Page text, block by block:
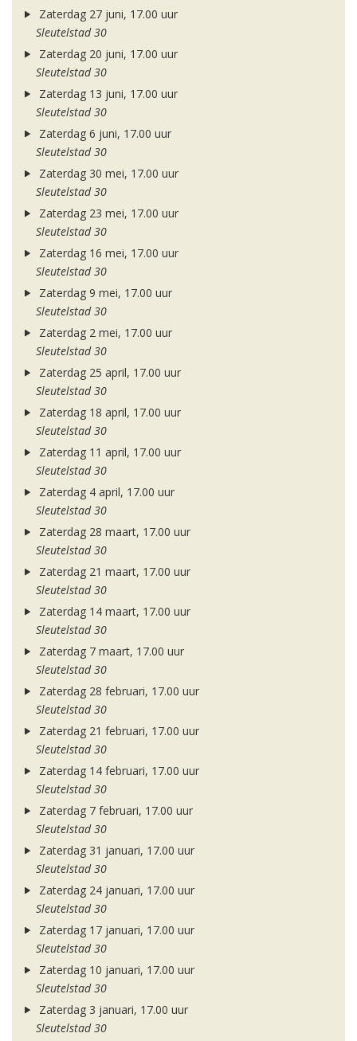
Zaterdag 27 juni, 17.00 uur
Sleutelstad 30
Zaterdag 20 juni, 17.00 uur
Sleutelstad 30
Zaterdag 13 juni, 17.00 uur
Sleutelstad 30
Zaterdag 6 juni, 17.00 uur
Sleutelstad 30
Zaterdag 30 mei, 17.00 uur
Sleutelstad 30
Zaterdag 23 mei, 17.00 uur
Sleutelstad 30
Zaterdag 16 mei, 17.00 uur
Sleutelstad 30
Zaterdag 9 mei, 17.00 uur
Sleutelstad 30
Zaterdag 2 mei, 17.00 uur
Sleutelstad 30
Zaterdag 25 april, 17.00 uur
Sleutelstad 30
Zaterdag 18 april, 17.00 uur
Sleutelstad 30
Zaterdag 11 april, 17.00 uur
Sleutelstad 30
Zaterdag 4 april, 17.00 uur
Sleutelstad 30
Zaterdag 28 maart, 17.00 uur
Sleutelstad 30
Zaterdag 21 maart, 17.00 uur
Sleutelstad 30
Zaterdag 14 maart, 17.00 uur
Sleutelstad 30
Zaterdag 7 maart, 17.00 uur
Sleutelstad 30
Zaterdag 28 februari, 17.00 uur
Sleutelstad 30
Zaterdag 21 februari, 17.00 uur
Sleutelstad 30
Zaterdag 14 februari, 17.00 uur
Sleutelstad 30
Zaterdag 7 februari, 17.00 uur
Sleutelstad 30
Zaterdag 31 januari, 17.00 uur
Sleutelstad 30
Zaterdag 24 januari, 17.00 uur
Sleutelstad 30
Zaterdag 17 januari, 17.00 uur
Sleutelstad 30
Zaterdag 10 januari, 17.00 uur
Sleutelstad 30
Zaterdag 3 januari, 17.00 uur
Sleutelstad 30